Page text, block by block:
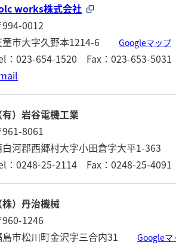
works株式会社
994-0012
童市大字久野本1214-6 Googleマップ
：023-654-1520 Fax：023-653-5031
有）岩谷電機工業
961-8061
白河郡西郷村大字小田倉字大平1-363
：0248-25-2114 Fax：0248-25-4091
株）丹治機械
960-1246
島市松川町金沢字三合内31
Googleマ